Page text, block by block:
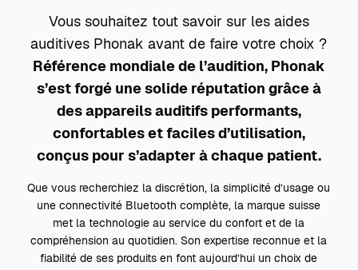
Vous souhaitez tout savoir sur les aides
auditives Phonak avant de faire votre choix ?
Référence mondiale de l’audition, Phonak
s’est forgé une solide réputation grâce à
des appareils auditifs performants,
confortables et faciles d’utilisation,
conçus pour s’adapter à chaque patient.
Que vous recherchiez la discrétion, la simplicité d’usage ou
une connectivité Bluetooth complète, la marque suisse
met la technologie au service du confort et de la
compréhension au quotidien. Son expertise reconnue et la
fiabilité de ses produits en font aujourd’hui un choix de